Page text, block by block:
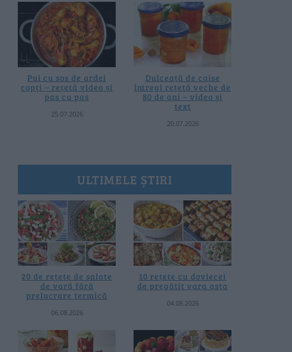
Pui cu sos de ardei
copți – rețetă video și
pas cu pas
25.07.2026
Dulceață de caise
întregi rețetă veche de
80 de ani – video și
text
20.07.2026
ULTIMELE ȘTIRI
20 de rețete de salate
de vară fără
prelucrare termică
06.08.2026
10 rețete cu dovlecei
de pregătit vara asta
04.08.2026